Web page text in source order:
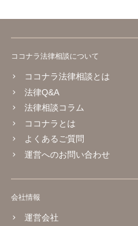
ココナラ法律相談について
ココナラ法律相談とは
法律Q&A
法律相談コラム
ココナラとは
よくあるご質問
運営へのお問い合わせ
会社情報
運営会社